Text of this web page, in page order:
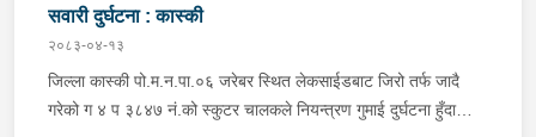
भइरहेको ।
जिल्ला गोरखा सहिदलखन गा.पा.१ बक्राङ बस्ने वर्ष ३४ को विवश वि.क,
सवार वर्ष २७ को शंकर बिश्वकर्मा, शंकर वि.क को छोरी १५ महिनाकी प्रभा
विश्वकर्मा, बस चालक जिल्ला गोरखा पालुङटार न.पा.६ बस्ने वर्ष ३० को
मिलन गुरुङ. गोरखा न.पा.१३ देउराली बस्ने वर्ष ४२ को कृष्णा राम नराल
सवारी दुर्घटना : कास्की
२०८३-०४-१३
जिल्ला कास्की पो.म.न.पा.०६ जरेबर स्थित लेकसाईडबाट जिरो तर्फ जादै
गरेको ग ४ प ३८४७ नं.को स्कुटर चालकले नियन्त्रण गुमाई दुर्घटना हुँदा